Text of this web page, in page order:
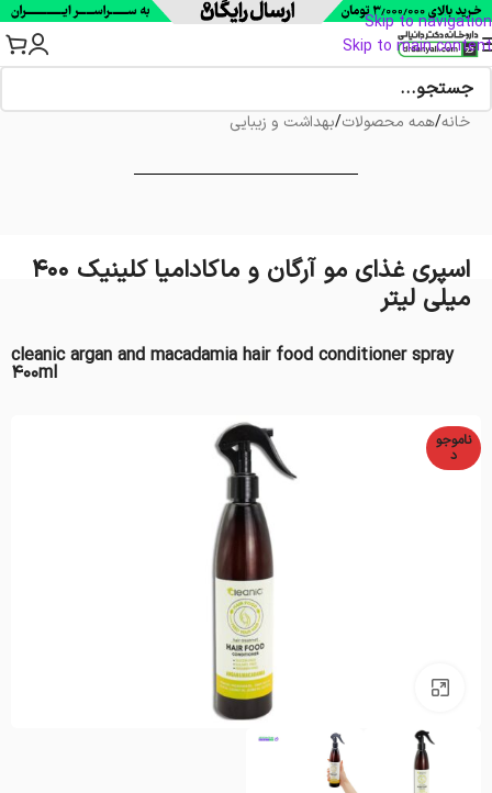
Skip to navigation
Skip to main content
خانه/همه محصولات/بهداشت و زیبایی
اسپری غذای مو آرگان و ماکادامیا کلینیک 400
میلی لیتر
cleanic argan and macadamia hair food conditioner spray
400ml
ناموجو
د